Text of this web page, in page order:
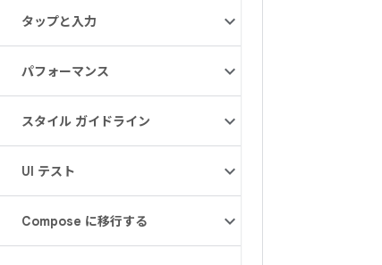
タップと入力
パフォーマンス
スタイル ガイドライン
UI テスト
Compose に移行する